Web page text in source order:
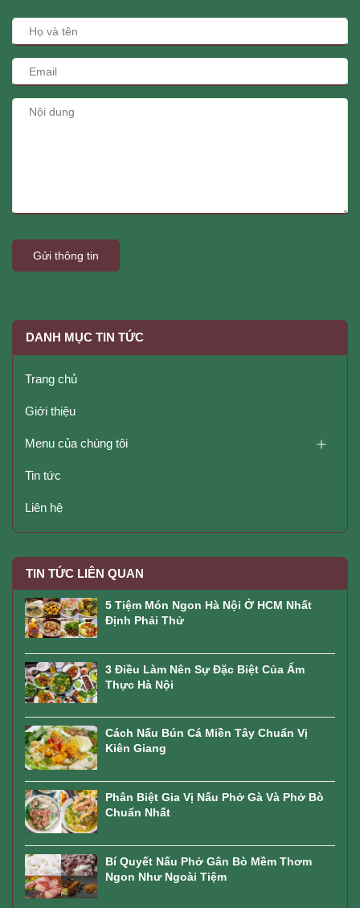
Gửi thông tin
DANH MỤC TIN TỨC
Trang chủ
Giới thiệu
Menu của chúng tôi
Tin tức
Liên hệ
TIN TỨC LIÊN QUAN
5 Tiệm Món Ngon Hà Nội Ở HCM Nhất
Định Phải Thử
3 Điều Làm Nên Sự Đặc Biệt Của Ẩm
Thực Hà Nội
Cách Nấu Bún Cá Miền Tây Chuẩn Vị
Kiên Giang
Phân Biệt Gia Vị Nấu Phở Gà Và Phở Bò
Chuẩn Nhất
Bí Quyết Nấu Phở Gân Bò Mềm Thơm
Ngon Như Ngoài Tiệm